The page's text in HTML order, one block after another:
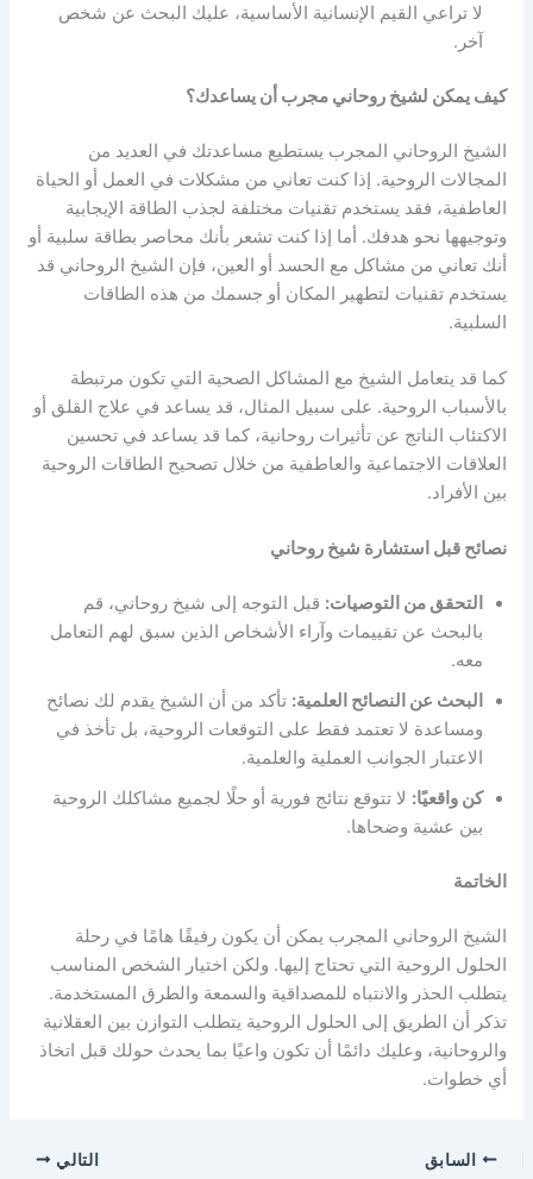
لا تراعي القيم الإنسانية الأساسية، عليك البحث عن شخص
آخر.
كيف يمكن لشيخ روحاني مجرب أن يساعدك؟
الشيخ الروحاني المجرب يستطيع مساعدتك في العديد من
المجالات الروحية. إذا كنت تعاني من مشكلات في العمل أو الحياة
العاطفية، فقد يستخدم تقنيات مختلفة لجذب الطاقة الإيجابية
وتوجيهها نحو هدفك. أما إذا كنت تشعر بأنك محاصر بطاقة سلبية أو
أنك تعاني من مشاكل مع الحسد أو العين، فإن الشيخ الروحاني قد
يستخدم تقنيات لتطهير المكان أو جسمك من هذه الطاقات
السلبية.
كما قد يتعامل الشيخ مع المشاكل الصحية التي تكون مرتبطة
بالأسباب الروحية. على سبيل المثال، قد يساعد في علاج القلق أو
الاكتئاب الناتج عن تأثيرات روحانية، كما قد يساعد في تحسين
العلاقات الاجتماعية والعاطفية من خلال تصحيح الطاقات الروحية
بين الأفراد.
نصائح قبل استشارة شيخ روحاني
التحقق من التوصيات: قبل التوجه إلى شيخ روحاني، قم
بالبحث عن تقييمات وآراء الأشخاص الذين سبق لهم التعامل
معه.
البحث عن النصائح العلمية: تأكد من أن الشيخ يقدم لك نصائح
ومساعدة لا تعتمد فقط على التوقعات الروحية، بل تأخذ في
الاعتبار الجوانب العملية والعلمية.
كن واقعيًا: لا تتوقع نتائج فورية أو حلًا لجميع مشاكلك الروحية
بين عشية وضحاها.
الخاتمة
الشيخ الروحاني المجرب يمكن أن يكون رفيقًا هامًا في رحلة
الحلول الروحية التي تحتاج إليها. ولكن اختيار الشخص المناسب
يتطلب الحذر والانتباه للمصداقية والسمعة والطرق المستخدمة.
تذكر أن الطريق إلى الحلول الروحية يتطلب التوازن بين العقلانية
والروحانية، وعليك دائمًا أن تكون واعيًا بما يحدث حولك قبل اتخاذ
أي خطوات.
السابق التالي